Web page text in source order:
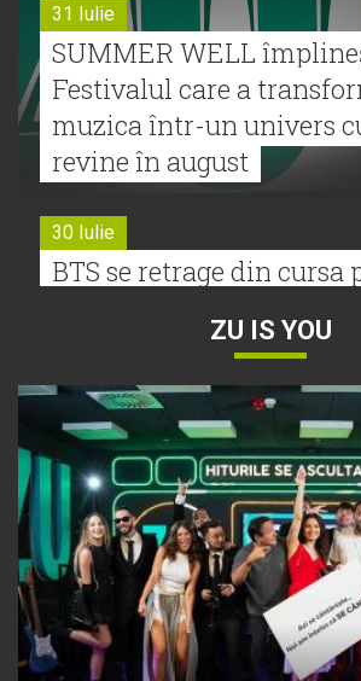
31 Iulie
SUMMER WELL
Festivalul care a
muzica într-un univers
revine în august
30 Iulie
BTS se retrage din cursa
Tyla a lansat un nou
„A*Pop”
30 Iulie
Alexia lansează
pentru „Nu mai am
29 Iulie
ZU IS YOU